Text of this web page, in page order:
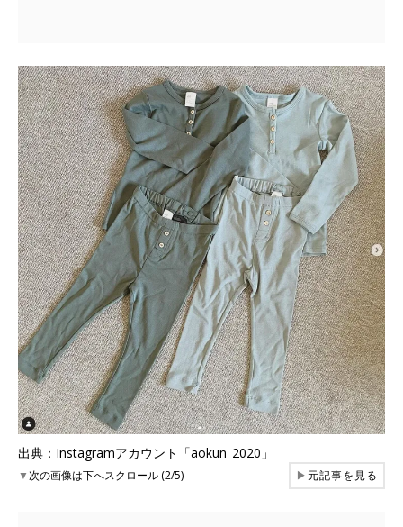
出典：Instagramアカウント「aokun_2020」
▼次の画像は下へスクロール (2/5) ▶元記事を見る